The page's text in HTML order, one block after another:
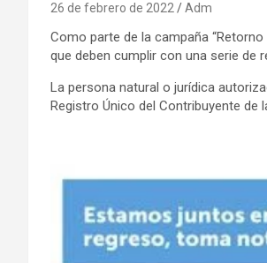
26 de febrero de 2022 Adm
Como parte de la campaña
que deben cumplir con una serie de
La persona natural o jurídica
Registro Único del Contribuyente de